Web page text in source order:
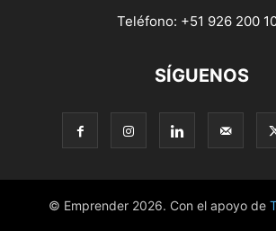
Teléfono: +51 926 200
SÍGUENOS
© Emprender 2026. Con el apoyo de